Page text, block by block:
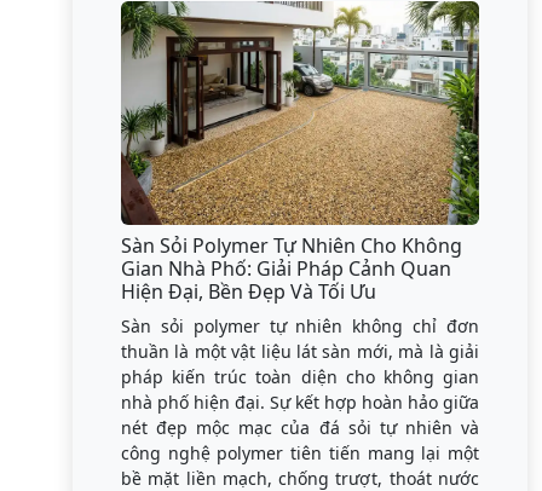
Sàn Sỏi Polymer Tự Nhiên Cho Không
Gian Nhà Phố: Giải Pháp Cảnh Quan
Hiện Đại, Bền Đẹp Và Tối Ưu
Sàn sỏi polymer tự nhiên không chỉ đơn
thuần là một vật liệu lát sàn mới, mà là giải
pháp kiến trúc toàn diện cho không gian
nhà phố hiện đại. Sự kết hợp hoàn hảo giữa
nét đẹp mộc mạc của đá sỏi tự nhiên và
công nghệ polymer tiên tiến mang lại một
bề mặt liền mạch, chống trượt, thoát nước